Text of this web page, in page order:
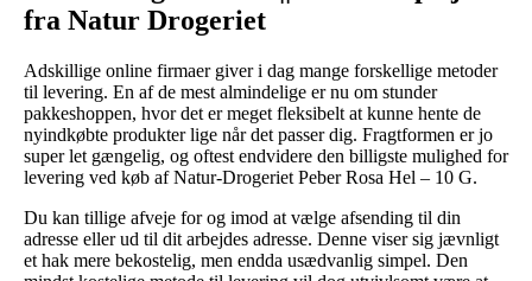
fra Natur Drogeriet
Adskillige online firmaer giver i dag mange forskellige metoder
til levering. En af de mest almindelige er nu om stunder
pakkeshoppen, hvor det er meget fleksibelt at kunne hente de
nyindkøbte produkter lige når det passer dig. Fragtformen er jo
super let gængelig, og oftest endvidere den billigste mulighed for
levering ved køb af Natur-Drogeriet Peber Rosa Hel – 10 G.
Du kan tillige afveje for og imod at vælge afsending til din
adresse eller ud til dit arbejdes adresse. Denne viser sig jævnligt
et hak mere bekostelig, men endda usædvanlig simpel. Den